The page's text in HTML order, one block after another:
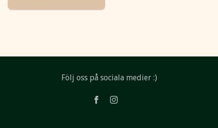
Följ oss på sociala medier :)